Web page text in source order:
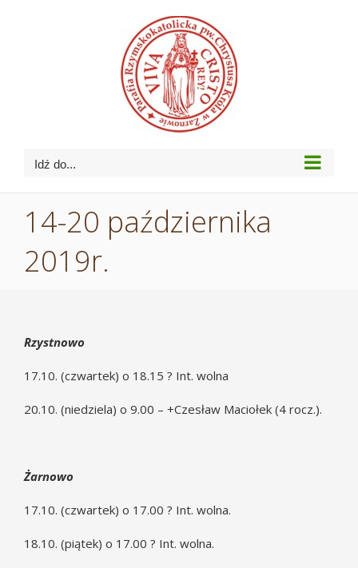
Idź do...
14-20 października
2019r.
Rzystnowo
17.10. (czwartek) o 18.15 ? Int. wolna
20.10. (niedziela) o 9.00 – +Czesław Maciołek (4 rocz.).
Żarnowo
17.10. (czwartek) o 17.00 ? Int. wolna.
18.10. (piątek) o 17.00 ? Int. wolna.